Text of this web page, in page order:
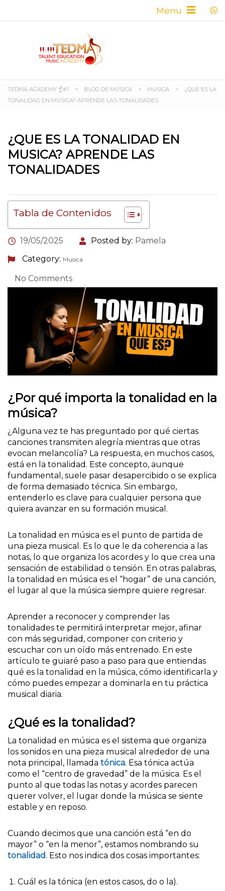
TEDMA ACADEMY ☝#1 > BLOG DE MÚSICA > MUSICA >
¿QUE ES LA
TONALIDAD EN MUSICA? APRENDE LAS TONALIDADES
¿QUE ES LA TONALIDAD EN
MUSICA? APRENDE LAS
TONALIDADES
Tabla de Contenidos
19/05/2025 Posted by: Pamela
Category: Musica
No Comments
¿Por qué importa la tonalidad en la
música?
¿Alguna vez te has preguntado por qué ciertas
canciones transmiten alegría mientras que otras
evocan melancolía? La respuesta, en muchos casos,
está en la tonalidad. Este concepto, aunque
fundamental, suele pasar desapercibido o se explica
de forma demasiado técnica. Sin embargo,
entenderlo es clave para cualquier persona que
quiera avanzar en su formación musical.
La tonalidad en música es el punto de partida de
una pieza musical. Es lo que le da coherencia a las
notas, lo que organiza los acordes y lo que crea una
sensación de estabilidad o tensión. En otras palabras,
la tonalidad en música es el “hogar” de una canción,
el lugar al que la música siempre quiere regresar.
Aprender a reconocer y comprender las
tonalidades te permitirá interpretar mejor, afinar
con más seguridad, componer con criterio y
escuchar con un oído más entrenado. En este
artículo te guiaré paso a paso para que entiendas
qué es la tonalidad en la música, cómo identificarla y
cómo puedes empezar a dominarla en tu práctica
musical diaria.
¿Qué es la tonalidad?
La tonalidad en música es el sistema que organiza
los sonidos en una pieza musical alrededor de una
nota principal, llamada tónica. Esa tónica actúa
como el “centro de gravedad” de la música. Es el
punto al que todas las notas y acordes parecen
querer volver, el lugar donde la música se siente
estable y en reposo.
Cuando decimos que una canción está “en do
mayor” o “en la menor”, estamos nombrando su
tonalidad. Esto nos indica dos cosas importantes:
Cuál es la tónica (en estos casos, do o la).